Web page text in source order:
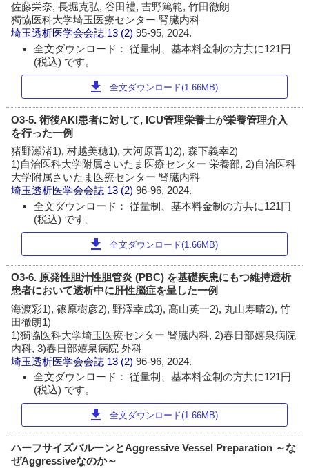
佐藤栄奈, 長堀克弘, 谷田禮, 吉野篤範, 竹田徹朗
獨協医科大学埼玉医療センター 腎臓内科
埼玉透析医学会会誌 13 (2)95-95, 2024.
全文ダウンロード： 従量制、基本料金制の方共に121円
(税込) です。
download 全文ダウンロード(1.66MB)
O3-5. 術後AKI患者に対して, ICU管理栄養士が栄養管理介入
を行った一例
猪野瀬渚1), 村越美穂1), 大河原晋1)2), 森下義幸2)
1)自治医科大学附属さいたま医療センター 栄養部, 2)自治医科
大学附属さいたま医療センター 腎臓内科
埼玉透析医学会会誌 13 (2)96-96, 2024.
全文ダウンロード： 従量制、基本料金制の方共に121円
(税込) です。
download 全文ダウンロード(1.66MB)
O3-6. 原発性胆汁性胆管炎 (PBC) を基礎疾患にもつ維持透析
患者において透析中に肝性脳症を呈した一例
海渡彩1), 篠原樹彦2), 野澤幸成3), 高山英一2), 丸山寿晴2), 竹
田徹朗1)
1)獨協医科大学埼玉医療センター 腎臓内科, 2)春日部嬉泉病院
内科, 3)春日部嬉泉病院 外科
埼玉透析医学会会誌 13 (2)96-96, 2024.
全文ダウンロード： 従量制、基本料金制の方共に121円
(税込) です。
download 全文ダウンロード(1.66MB)
ハーフサイズバルーンとAggressive Vessel Preparation ～な
ぜAggressiveなのか～